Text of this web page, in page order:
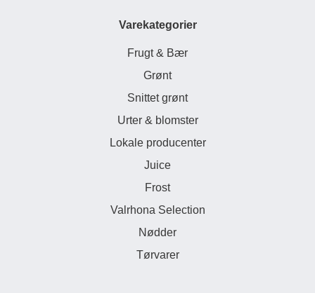
Varekategorier
Frugt & Bær
Grønt
Snittet grønt
Urter & blomster
Lokale producenter
Juice
Frost
Valrhona Selection
Nødder
Tørvarer